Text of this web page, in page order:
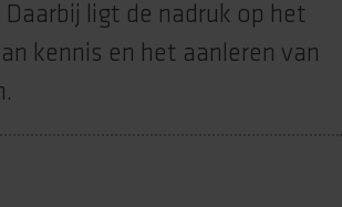
ligt de nadruk op het
kennis en het aanleren van